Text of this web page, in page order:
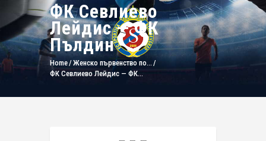
ФК Севлиево
Лейдис — ФК
Пълдин
Home Женско първенство по...
ФК Севлиево Лейдис — ФК...